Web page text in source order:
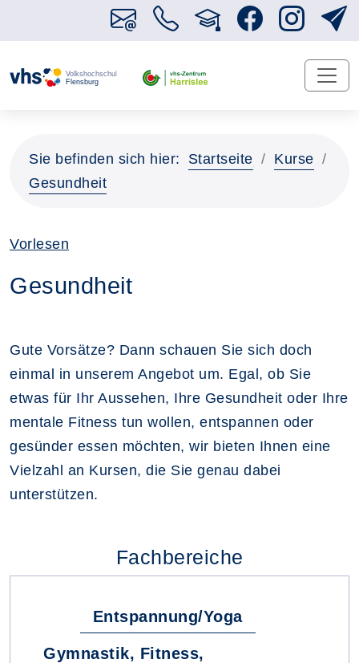
Sie befinden sich hier: Startseite
Kurse
Gesundheit
Vorlesen
Gesundheit
Gute Vorsätze? Dann schauen Sie sich doch
einmal in unserem Angebot um. Egal, ob Sie
etwas für Ihr Aussehen, Ihre Gesundheit oder Ihre
mentale Fitness tun wollen, entspannen oder
gesünder essen möchten, wir bieten Ihnen eine
Vielzahl an Kursen, die Sie genau dabei
unterstützen.
Fachbereiche
Entspannung/Yoga
Gymnastik, Fitness,